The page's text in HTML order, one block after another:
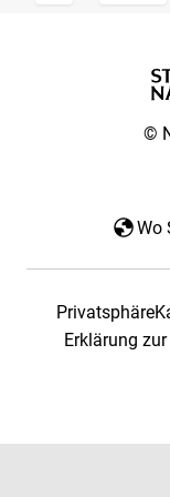
©
Wo
Privatsphäre
Erklärung